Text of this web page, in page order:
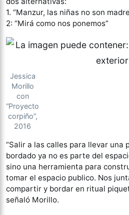
1. “Manzur, las niñas no son
2: “Mirá como nos ponemos”
Jessica
Morillo
con
“Proyecto
corpiño”,
2016
“Salir a las calles para llevar una
bordado ya no es parte del
sino una herramienta para
tomar el espacio publico. Nos
compartir y bordar en ritual
señaló Morillo.